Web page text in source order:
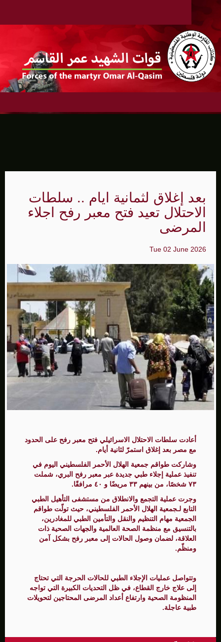
بعد إغلاق لثمانية ايام .. سلطات
الاحتلال تعيد فتح معبر رفح اجلاء
المرضى
Tue 02 June 2026
أعادت سلطات الاحتلال الاسرائيلي فتح معبر رفح على الحدود
مع مصر بعد إغلاق استمرّ لثانية أيام.
وشاركت طواقم جمعية الهلال الأحمر الفلسطيني اليوم في
تنفيذ عملية إجلاء طبي جديدة عبر معبر رفح البري، شملت
٧٣ شخصًا، من بينهم ٣٣ مريضًا و ٤٠ مرافقًا.
وجرت عملية التجمع والانطلاق من مستشفى التأهيل الطبي
التابع لـجمعية الهلال الأحمر الفلسطيني، حيث تولّت طواقم
الجمعية مهام التنظيم والنقل والتأمين الطبي للمغادرين،
بالتنسيق مع منظمة الصحة العالمية والجهات الصحية ذات
العلاقة، لضمان وصول الحالات إلى معبر رفح بشكل آمن
ومنظّم.
وتتواصل عمليات الإجلاء الطبي للحالات الحرجة التي تحتاج
إلى علاج خارج القطاع، في ظل التحديات الكبيرة التي تواجه
المنظومة الصحية وارتفاع أعداد المرضى المحتاجين لتحويلات
طبية عاجلة.